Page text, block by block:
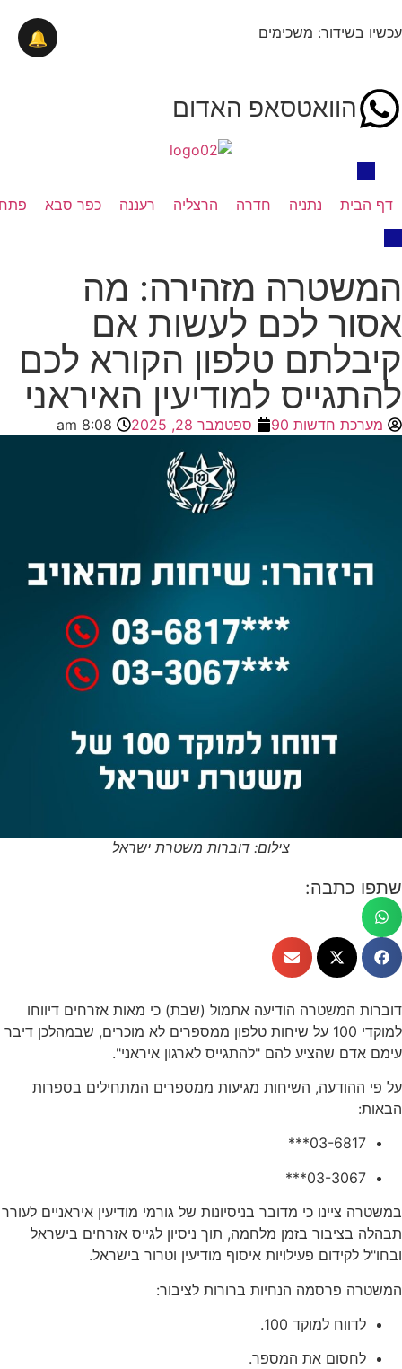
עכשיו בשידור: משכימים
הוואטסאפ האדום
דף הבית נתניה חדרה הרצליה רעננה כפר סבא
המשטרה מזהירה: מה
אסור לכם לעשות אם
קיבלתם טלפון הקורא לכם
להתגייס למודיעין האיראני
מערכת חדשות 90 ספטמבר 28, 2025 8:08 am
צילום: דוברות משטרת ישראל
שתפו כתבה:
דוברות המשטרה הודיעה אתמול (שבת) כי מאות אזרחים דיווחו
למוקדי 100 על שיחות טלפון ממספרים לא מוכרים, שבמהלכן דיבר
עימם אדם שהציע להם "להתגייס לארגון איראני".
על פי ההודעה, השיחות מגיעות ממספרים המתחילים בספרות
הבאות:
03-6817***
03-3067***
במשטרה ציינו כי מדובר בניסיונות של גורמי מודיעין איראניים לעורר
תבהלה בציבור בזמן מלחמה, תוך ניסיון לגייס אזרחים בישראל
ובחו"ל לקידום פעילויות איסוף מודיעין וטרור בישראל.
המשטרה פרסמה הנחיות ברורות לציבור:
לדווח למוקד 100.
לחסום את המספר.
🔔